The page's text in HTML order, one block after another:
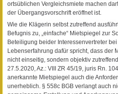
ortsüblichen Vergleichsmiete machen
der Übergangsvorschrift eröffnet ist.
Wie die Klägerin selbst zutreffend
Befugnis zu, „einfache“ Mietspiegel zur
Beteiligung beider Interessenvertreter
Lebenserfahrung dafür spricht, dass der
nicht einseitig, sondern objektiv
27.5.2020, Az.: VIII ZR 45/19, juris Rn.
anerkannte Mietspiegel auch die
unerheblich. § 558c BGB verlangt auch